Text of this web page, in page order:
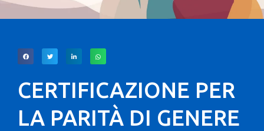
CERTIFICAZIONE PER
LA PARITÀ DI GENERE